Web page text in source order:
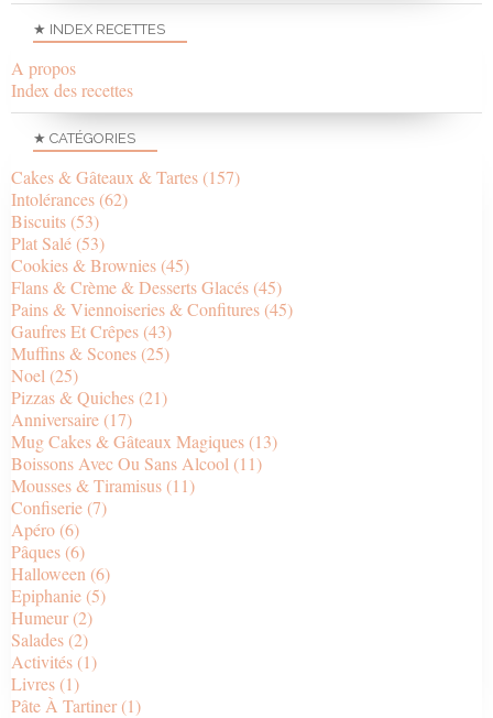
★ INDEX RECETTES
A propos
Index des recettes
★ CATÉGORIES
Cakes & Gâteaux & Tartes (157)
Intolérances (62)
Biscuits (53)
Plat Salé (53)
Cookies & Brownies (45)
Flans & Crème & Desserts Glacés (45)
Pains & Viennoiseries & Confitures (45)
Gaufres Et Crêpes (43)
Muffins & Scones (25)
Noel (25)
Pizzas & Quiches (21)
Anniversaire (17)
Mug Cakes & Gâteaux Magiques (13)
Boissons Avec Ou Sans Alcool (11)
Mousses & Tiramisus (11)
Confiserie (7)
Apéro (6)
Pâques (6)
Halloween (6)
Epiphanie (5)
Humeur (2)
Salades (2)
Activités (1)
Livres (1)
Pâte À Tartiner (1)